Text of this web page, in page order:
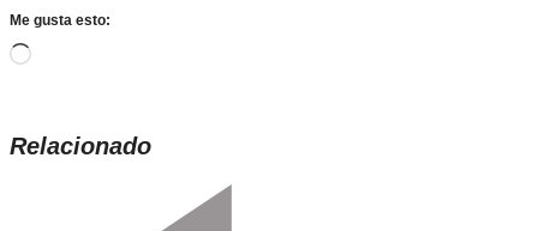
Me gusta esto:
Cargando...
Relacionado